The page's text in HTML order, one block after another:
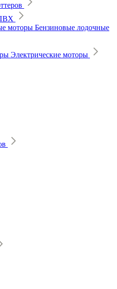
Бензиновые лодочные
Электрические моторы